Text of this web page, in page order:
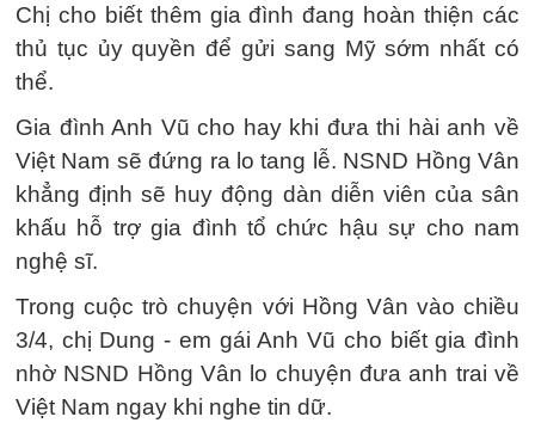
Chị cho biết thêm gia đình đang hoàn thiện các
thủ tục ủy quyền để gửi sang Mỹ sớm nhất có
thể.
Gia đình Anh Vũ cho hay khi đưa thi hài anh về
Việt Nam sẽ đứng ra lo tang lễ. NSND Hồng Vân
khẳng định sẽ huy động dàn diễn viên của sân
khấu hỗ trợ gia đình tổ chức hậu sự cho nam
nghệ sĩ.
Trong cuộc trò chuyện với Hồng Vân vào chiều
3/4, chị Dung - em gái Anh Vũ cho biết gia đình
nhờ NSND Hồng Vân lo chuyện đưa anh trai về
Việt Nam ngay khi nghe tin dữ.